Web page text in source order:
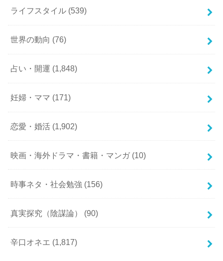
ライフスタイル (539)
世界の動向 (76)
占い・開運 (1,848)
妊婦・ママ (171)
恋愛・婚活 (1,902)
映画・海外ドラマ・書籍・マンガ (10)
時事ネタ・社会勉強 (156)
真実探究（陰謀論） (90)
辛口オネエ (1,817)